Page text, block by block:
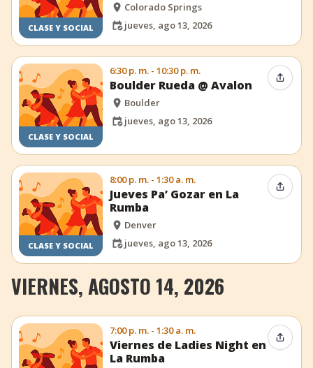
CLASE Y SOCIAL
Colorado Springs
jueves, ago 13, 2026
CLASE Y SOCIAL
6:30 p. m. - 10:30 p. m.
Boulder Rueda @ Avalon
Boulder
jueves, ago 13, 2026
CLASE Y SOCIAL
8:00 p. m. - 1:30 a. m.
Jueves Pa’ Gozar en La
Rumba
Denver
jueves, ago 13, 2026
VIERNES, AGOSTO 14, 2026
7:00 p. m. - 1:30 a. m.
Viernes de Ladies Night en
La Rumba